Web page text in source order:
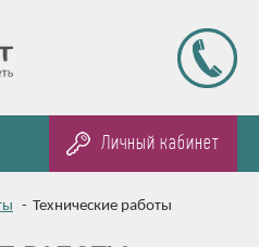
Личный кабинет
- Технические работы